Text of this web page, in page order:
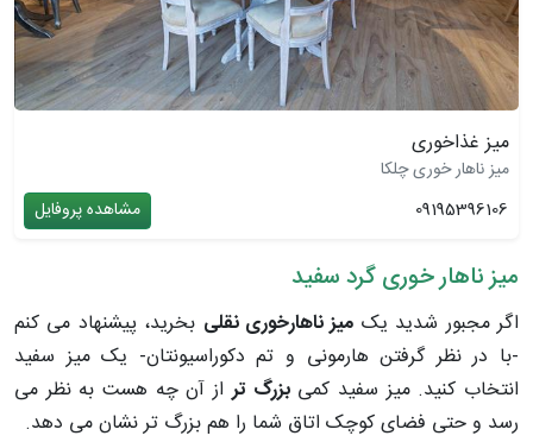
میز غذاخوری
میز ناهار خوری چلکا
09195396106
مشاهده پروفایل
میز ناهار خوری گرد سفید
اگر مجبور شدید یک میز ناهارخوری نقلی بخرید، پیشنهاد می کنم
-با در نظر گرفتن هارمونی و تم دکوراسیونتان- یک میز سفید
انتخاب کنید. میز سفید کمیبزرگ تراز آن چه هست به نظر می
رسد و حتی فضای کوچک اتاق شما را هم بزرگ تر نشان می دهد.